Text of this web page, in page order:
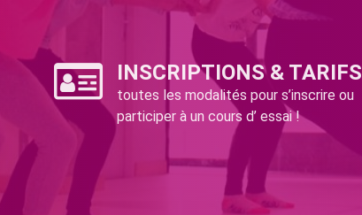
INSCRIPTIONS & TARIFS
toutes les modalités pour s’inscrire ou
participer à un cours d’ essai !